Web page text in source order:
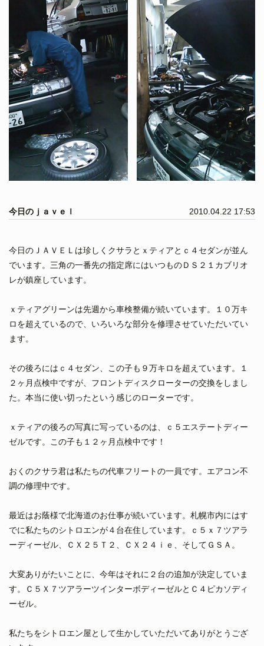
今日のｊａｖｅｌ 2010.04.22 17:53
今日のＪＡＶＥＬは珍しくクサラとｘティアとｃ４セダンが並ん
でいます。三角の一番先の指定席にはいつものＤＳ２１カブリオ
レが鎮座しています。
ｘティアグリーンは先週から車検整備が続いています。１０万キ
ロを超えているので、いろいろな部分を修理させていただいてい
ます。
その後ろにはｃ４セダン、この子も９万キロを超えています。１
２ヶ月点検中ですが、フロントディスクローターの交換をしまし
た。本当に使い切ったという感じのローターです。
ｘティアの後ろの写真に写っているのは、ｃ５エステートディー
ゼルです。この子も１２ヶ月点検中です！
おくのクサラ君は私たちの代車フリートの一員です。エアコン不
調の修理中です。
最近はお蔭様で北海道のお仕事が続いています。札幌市内にはす
でに私たちのシトロエンが４台在住しています。ｃ５ｘ７ツアラ
ーディーゼル、ＣＸ２５Ｔ２、ＣＸ２４ｉｅ、そしてＧＳＡ。
大変ありがたいことに、今年はそれに２台の追加が決定していま
す。Ｃ５Ｘ７ツアラーツインターボディーゼルとＣ４ピカソディ
ーゼル。
私たちをシトロエン屋として生かしていただいてありがとうござ